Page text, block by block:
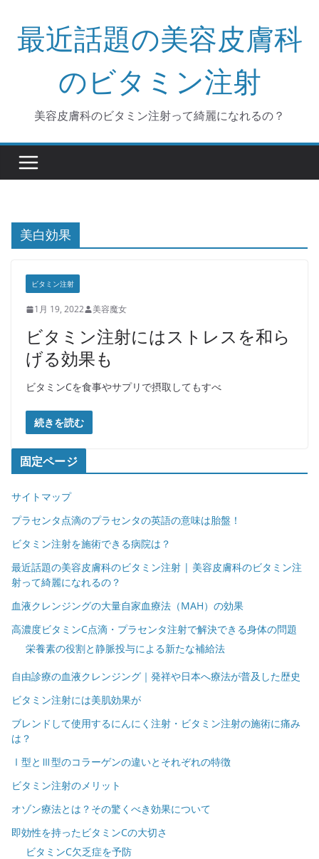
キ
最近話題の美容皮膚科
のビタミン注射
美容皮膚科のビタミン注射って綺麗になれるの？
美白効果
ビタミン注射
1月 19, 2022 美容魔女
ビタミン注射にはストレスを和ら
げる効果も
ビタミンCを食事やサプリで摂取してもすべ
続きを読む
固定ページ
サイトマップ
プラセンタ点滴のプラセンタの英語の意味は胎盤！
ビタミン注射を施術できる病院は？
最近話題の美容皮膚科のビタミン注射 | 美容皮膚科のビタミン注
射って綺麗になれるの？
血液クレンジングの大量自家血療法（MAH）の効果
高濃度ビタミンC点滴・プラセンタ注射で解決できる身体の問題
栄養素の役割と静脈投与による新たな補給法
自由診療の血液クレンジング｜発祥や日本へ療法が普及した歴史
ビタミン注射には美肌効果が
ブレンドして使用するにんにく注射・ビタミン注射の施術に痛み
は？
Ⅰ型とⅢ型のコラーゲンの違いとそれぞれの特徴
ビタミン注射のメリット
オゾン療法とは？その驚くべき効果について
即効性を持ったビタミンCの大切さ
ビタミンC欠乏症を予防